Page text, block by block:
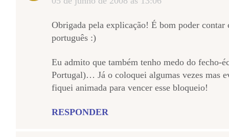
Obrigada pela explicação! É bom poder
português :)
Eu admito que também tenho medo do fecho-
Portugal)… Já o coloquei algumas vezes mas
fiquei animada para vencer esse bloqueio!
RESPONDER